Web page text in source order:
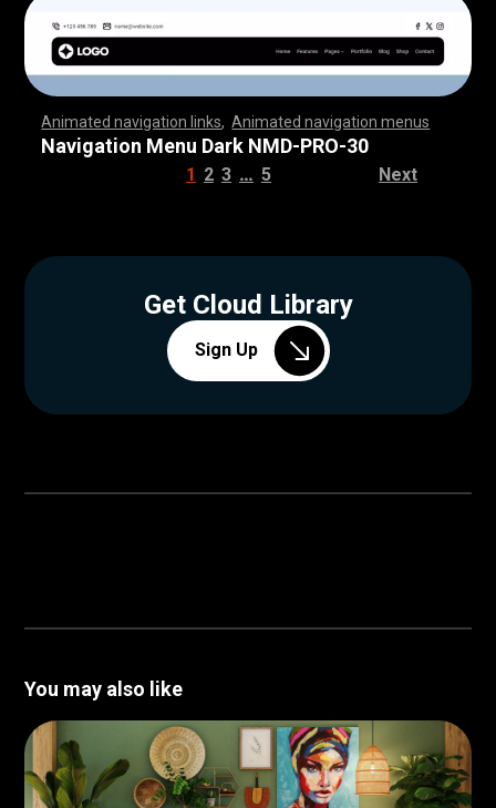
Animated navigation links ,Animated navigation menus
,,,,,,,,,,,,,,,,,,,,,,,,,,,, ,,,,,,,,,,,,,,,,,,,,,,,,,,,,,,,
,,,,,,,,,,,,,,,,,,,,,,,,,,,, ,,,,,,,,,,,,,,,,,,,,,,,,,,,,,,,
,,,,,,,,,,,,,,,,
Navigation Menu Dark NMD-PRO-30
1 2 3 … 5 Next
Get Cloud Library
Sign Up
You may also like